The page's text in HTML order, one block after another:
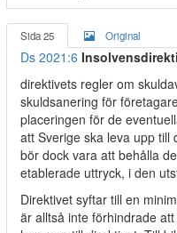
Sida 25 Original
Ds 2021:6
direktivets regler om
skuldsanering för
placeringen för de
att Sverige ska leva upp till
bör dock vara att behålla
etablerade uttryck, i den
Direktivet syftar till en
är alltså inte förhindrade